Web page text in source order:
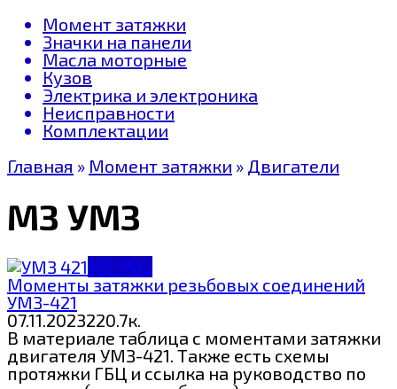
Момент затяжки
Значки на панели
Масла моторные
Кузов
Электрика и электроника
Неисправности
Комплектации
Главная » Момент затяжки » Двигатели
МЗ УМЗ
МЗ УМЗ
Моменты затяжки резьбовых соединений
УМЗ-421
07.11.2023220.7к.
В материале таблица с моментами затяжки
двигателя УМЗ-421. Также есть схемы
протяжки ГБЦ и ссылка на руководство по